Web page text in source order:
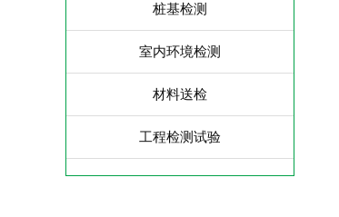
桩基检测
室内环境检测
材料送检
工程检测试验